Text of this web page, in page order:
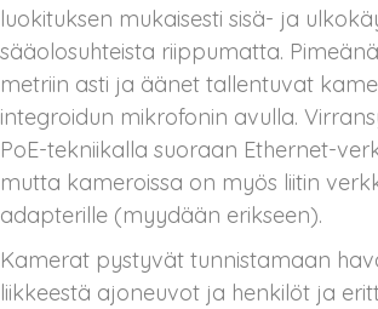
luokituksen mukaisesti sisä- ja
sääolosuhteista riippumatta.
metriin asti ja äänet tallentuvat
integroidun mikrofonin avulla.
PoE-tekniikalla suoraan Ethernet-
mutta kameroissa on myös liitin
adapterille (myydään erikseen).
Kamerat pystyvät tunnistamaan
liikkeestä ajoneuvot ja henkilöt ja